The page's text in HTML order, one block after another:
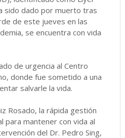
sido dado por muerto tras
de este jueves en las
se encuentra con vida
de urgencia al Centro
donde fue sometido a una
salvarle la vida.
Rosado, la rápida gestión
para mantener con vida al
del Dr. Pedro Sing,